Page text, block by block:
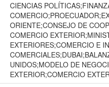
CIENCIAS
ORIENTE;CONSEJO DE
COMERCIO
EXTERIORES;COMERCIO E
UNIDOS;MODELO DE
EXTERIOR;COMERCIO